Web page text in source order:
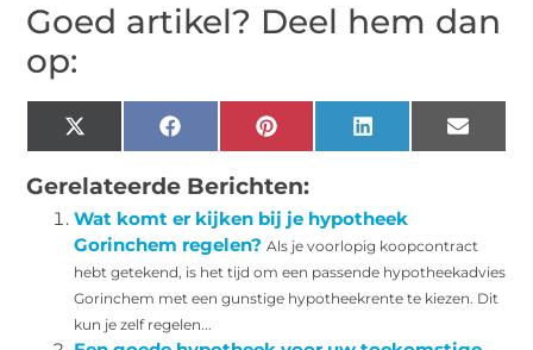
Goed artikel? Deel hem dan
op:
X
(Twitter)
Facebook Pinterest LinkedIn Email
Gerelateerde Berichten:
Wat komt er kijken bij je hypotheek
Gorinchem regelen? Als je voorlopig koopcontract
hebt getekend, is het tijd om een passende hypotheekadvies
Gorinchem met een gunstige hypotheekrente te kiezen. Dit
kun je zelf regelen...